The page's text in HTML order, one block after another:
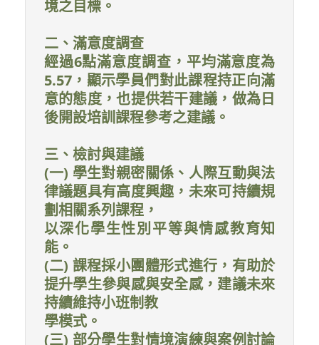
境之目標。
二、滿意度調查
經過6點滿意度調查，平均滿意度為
5.57，顯示學員們對此課程持正向滿
意的態度，也提供若干建議，做為日
後開設培訓課程參考之建議。
三、檢討與建議
(一) 學生對親密關係、人際互動與法
律議題具有高度興趣，未來可持續規
劃相關系列課程，
以深化學生性別平等與情感教育知
能。
(二) 課程採小團體形式進行，有助於
提升學生參與感與安全感，建議未來
持續維持小班制教
學模式。
(三) 部分學生對情境演練與案例討論